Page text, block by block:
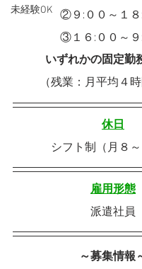
未経験OK
②９:００～１８
③１６:００～９
いずれかの固定勤
（残業：月平均４時
休日
シフト制（月８～
雇用形態
派遣社員
～募集情報